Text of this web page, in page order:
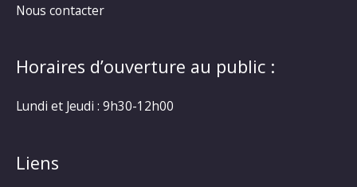
Nous contacter
Horaires d’ouverture au public :
Lundi et Jeudi : 9h30-12h00
Liens